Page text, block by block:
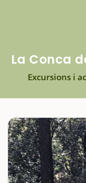
La Conca
Excursions i